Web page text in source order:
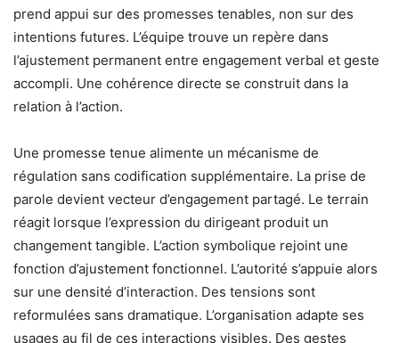
prend appui sur des promesses tenables, non sur des
intentions futures. L’équipe trouve un repère dans
l’ajustement permanent entre engagement verbal et geste
accompli. Une cohérence directe se construit dans la
relation à l’action.
Une promesse tenue alimente un mécanisme de
régulation sans codification supplémentaire. La prise de
parole devient vecteur d’engagement partagé. Le terrain
réagit lorsque l’expression du dirigeant produit un
changement tangible. L’action symbolique rejoint une
fonction d’ajustement fonctionnel. L’autorité s’appuie alors
sur une densité d’interaction. Des tensions sont
reformulées sans dramatique. L’organisation adapte ses
usages au fil de ces interactions visibles. Des gestes